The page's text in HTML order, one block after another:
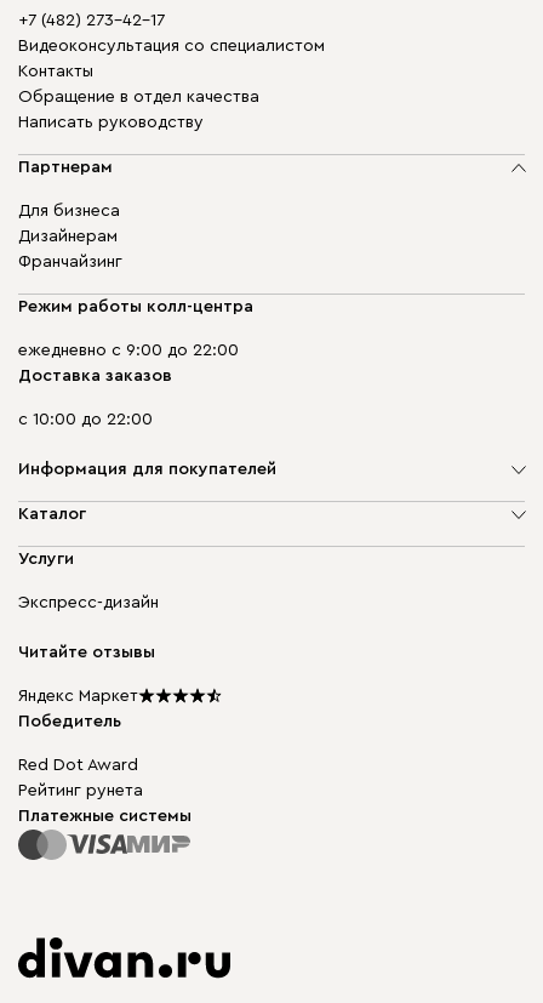
+7 (482) 273-42-17
Видеоконсультация со специалистом
Контакты
Обращение в отдел качества
Написать руководству
Партнерам
Для бизнеса
Дизайнерам
Франчайзинг
Режим работы колл-центра
ежедневно с 9:00 до 22:00
Доставка заказов
с 10:00 до 22:00
Информация для покупателей
О компании
Доставка и оплата
диван.клуб
Подарочные сертификаты
Мы в прессе
Каталог
Мягкая мебель
Бескаркасная мебель
Столы и стулья
Услуги
Экспресс-дизайн
Читайте отзывы
Яндекс Маркет
Победитель
Red Dot Award
Рейтинг рунета
Платежные системы